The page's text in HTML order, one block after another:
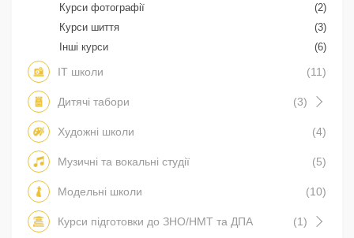
Курси фотографії
(2)
Курси шиття
(3)
Інші курси
(6)
IT школи (11)
Дитячі табори (3)
Художні школи (4)
Музичні та вокальні студії (5)
Модельні школи (10)
Курси підготовки до ЗНО/НМТ та ДПА (1)